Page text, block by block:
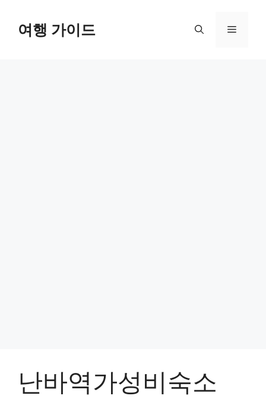
여행 가이드 메
난바역가성비숙소